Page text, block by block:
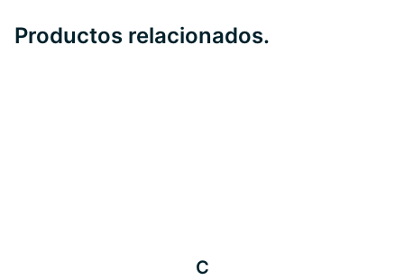
Productos relacionados.
C